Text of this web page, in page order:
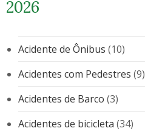
2026
Acidente de Ônibus (10)
Acidentes com Pedestres (9)
Acidentes de Barco (3)
Acidentes de bicicleta (34)